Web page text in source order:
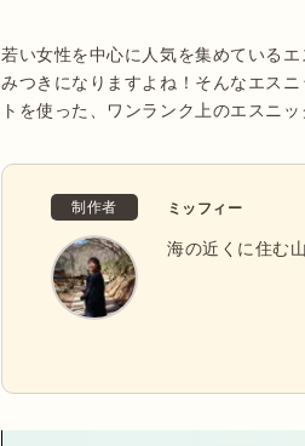
若い女性を中心に人気を集めている
みつきになりますよね！そんなエス
トを使った、ワンランク上のエスニ
制作者 ミッフィー
海の近くに住む